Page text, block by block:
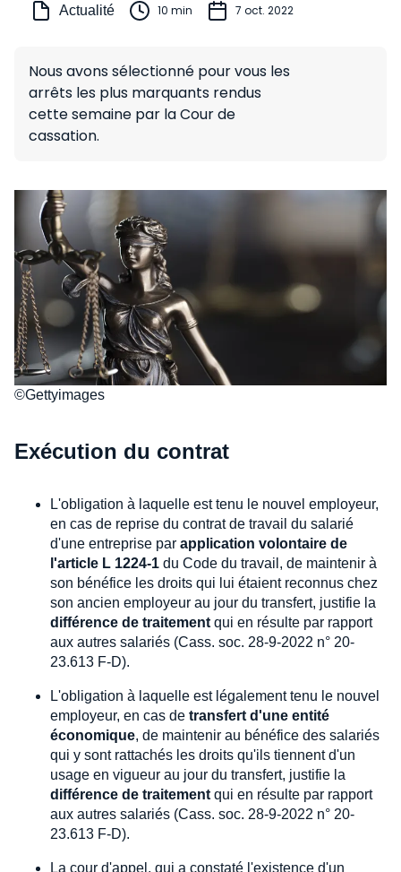
Actualité 10 min 7 oct. 2022
Nous avons sélectionné pour vous les
arrêts les plus marquants rendus
cette semaine par la Cour de
cassation.
©Gettyimages
Exécution du contrat
L'obligation à laquelle est tenu le nouvel employeur,
en cas de reprise du contrat de travail du salarié
d'une entreprise par application volontaire de
l'article L 1224-1 du Code du travail, de maintenir à
son bénéfice les droits qui lui étaient reconnus chez
son ancien employeur au jour du transfert, justifie la
différence de traitement qui en résulte par rapport
aux autres salariés (Cass. soc. 28-9-2022 n° 20-
23.613 F-D).
L'obligation à laquelle est légalement tenu le nouvel
employeur, en cas de transfert d'une entité
économique, de maintenir au bénéfice des salariés
qui y sont rattachés les droits qu'ils tiennent d'un
usage en vigueur au jour du transfert, justifie la
différence de traitement qui en résulte par rapport
aux autres salariés (Cass. soc. 28-9-2022 n° 20-
23.613 F-D).
La cour d'appel, qui a constaté l'existence d'un